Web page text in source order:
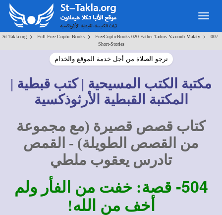
St-Takla.org > Full-Free-Coptic-Books > FreeCopticBooks-020-Father-Tadros-Yaacoub-Malaty >
007-
Short-Stories
نرجو الصلاة من أجل خدمة الموقع والخدام
مكتبة الكتب المسيحية | كتب قبطية |
المكتبة القبطية الأرثوذكسية
كتاب قصص قصيرة (مع مجموعة
من القصص الطويلة) - القمص
تادرس يعقوب ملطي
504- قصة: خفت من الفأر ولم
أخف من الله!